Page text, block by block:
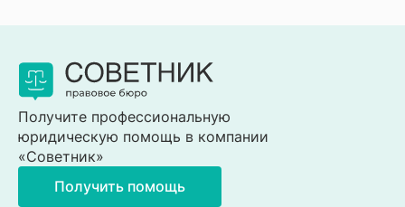
Получите профессиональную
юридическую помощь в компании
«Советник»
Получить помощь